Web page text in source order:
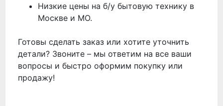
Низкие цены на б/у бытовую технику в
Москве и МО.
Готовы сделать заказ или хотите уточнить
детали? Звоните – мы ответим на все ваши
вопросы и быстро оформим покупку или
продажу!